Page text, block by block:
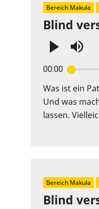
Blind
00:00
Enter
or
Space
to
Was ist ein
Und was
lassen.
Bereich Makula
Blind
Bereich Makula